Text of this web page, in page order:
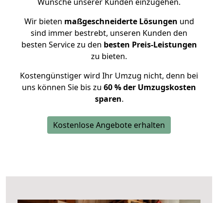
Wir bieten maßgeschneiderte Lösungen und
sind immer bestrebt, unseren Kunden den
besten Service zu den besten Preis-Leistungen
zu bieten.
Kostengünstiger wird Ihr Umzug nicht, denn bei
uns können Sie bis zu 60 % der Umzugskosten
sparen.
Kostenlose Angebote erhalten